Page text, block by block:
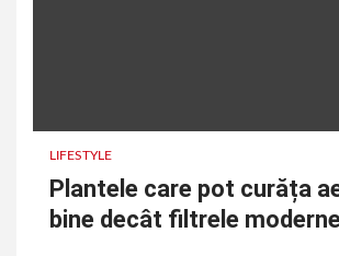
LIFESTYLE
Plantele care pot curăța
bine decât filtrele moderne